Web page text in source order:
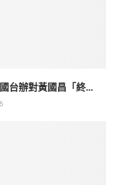
台辦對黃國昌「終...